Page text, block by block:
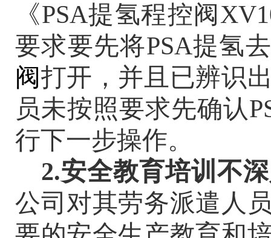
《PSA提氢程控阀
要求要先将PSA提氢
阀打开，并且已辨识
员未按照要求先确认
行下一步操作。
2.安全教育培训不
公司对其劳务派遣人